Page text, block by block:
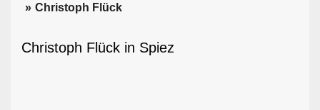
Christoph Flück
Christoph Flück in Spiez